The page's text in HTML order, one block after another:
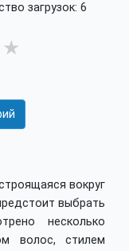
загрузок: 6
★
вокруг
выбрать
несколько
волос, стилем